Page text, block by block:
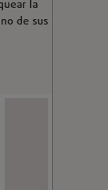
la
de sus